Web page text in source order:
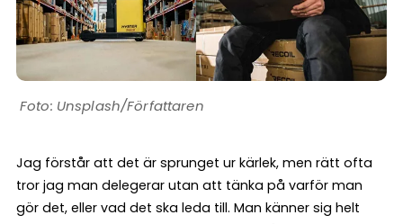
Unsplash/Författaren
Jag förstår att det är sprunget ur kärlek, men rätt ofta
tror jag man delegerar utan att tänka på varför man
gör det, eller vad det ska leda till. Man känner sig helt